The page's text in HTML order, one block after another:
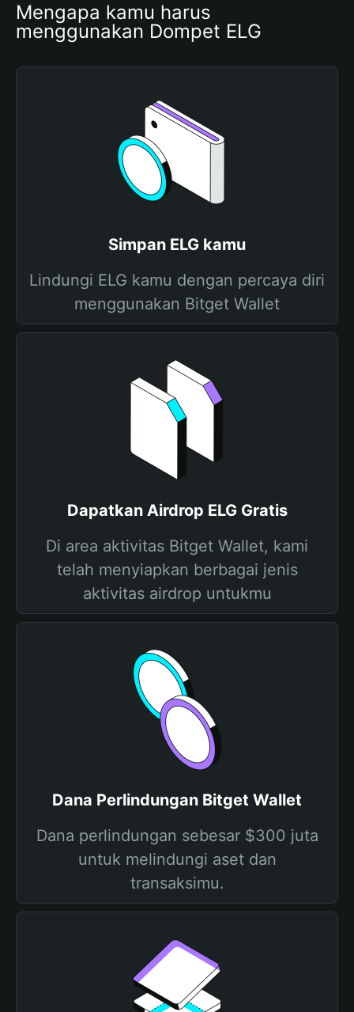
Mengapa kamu harus
menggunakan Dompet ELG
Simpan ELG kamu
Lindungi ELG kamu dengan percaya diri
menggunakan Bitget Wallet
Dapatkan Airdrop ELG Gratis
Di area aktivitas Bitget Wallet, kami
telah menyiapkan berbagai jenis
aktivitas airdrop untukmu
Dana Perlindungan Bitget Wallet
Dana perlindungan sebesar $300 juta
untuk melindungi aset dan
transaksimu.